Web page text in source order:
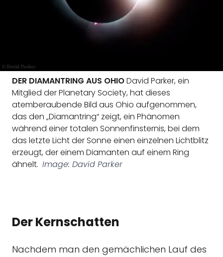
DER DIAMANTRING AUS OHIODavid Parker, ein
Mitglied der Planetary Society, hat dieses
atemberaubende Bild aus Ohio aufgenommen,
das den „Diamantring“ zeigt, ein Phänomen
während einer totalen Sonnenfinsternis, bei dem
das letzte Licht der Sonne einen einzelnen Lichtblitz
erzeugt, der einem Diamanten auf einem Ring
ähnelt. Image: David Parker
Der Kernschatten
Nachdem man den gemächlichen Lauf des